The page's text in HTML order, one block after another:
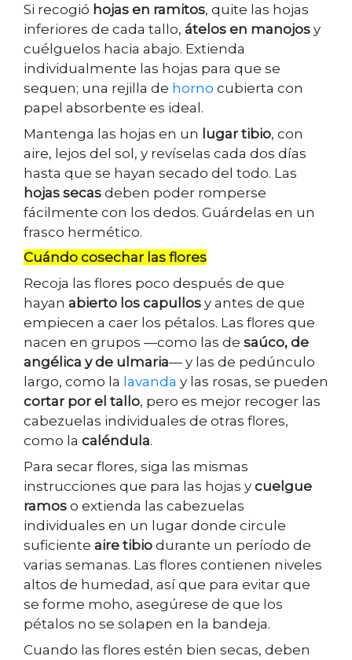
Si recogió hojas en ramitos, quite las hojas
inferiores de cada tallo, átelos en manojos y
cuélguelos hacia abajo. Extienda
individualmente las hojas para que se
sequen; una rejilla de horno cubierta con
papel absorbente es ideal.
Mantenga las hojas en un lugar tibio, con
aire, lejos del sol, y revíselas cada dos días
hasta que se hayan secado del todo. Las
hojas secas deben poder romperse
fácilmente con los dedos. Guárdelas en un
frasco hermético.
Cuándo cosechar las flores
Recoja las flores poco después de que
hayan abierto los capullos y antes de que
empiecen a caer los pétalos. Las flores que
nacen en grupos —como las de saúco, de
angélica y de ulmaria— y las de pedúnculo
largo, como la lavanda y las rosas, se pueden
cortar por el tallo, pero es mejor recoger las
cabezuelas individuales de otras flores,
como la caléndula.
Para secar flores, siga las mismas
instrucciones que para las hojas y cuelgue
ramos o extienda las cabezuelas
individuales en un lugar donde circule
suficiente aire tibio durante un período de
varias semanas. Las flores contienen niveles
altos de humedad, así que para evitar que
se forme moho, asegúrese de que los
pétalos no se solapen en la bandeja.
Cuando las flores estén bien secas, deben